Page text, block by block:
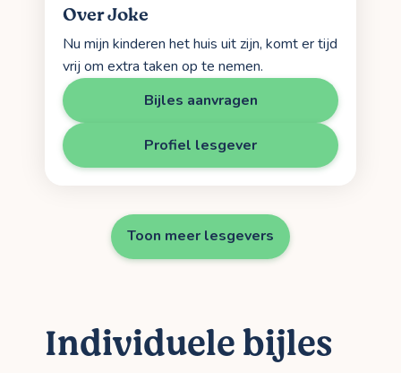
Over Joke
Nu mijn kinderen het huis uit zijn, komt er tijd
vrij om extra taken op te nemen.
Bijles aanvragen
Profiel lesgever
Toon meer lesgevers
Individuele bijles